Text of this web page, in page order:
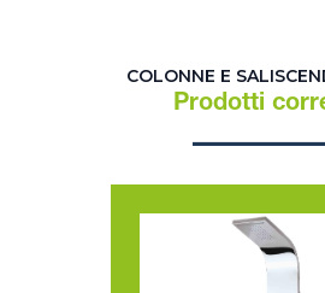
COLONNE E
Prodotti